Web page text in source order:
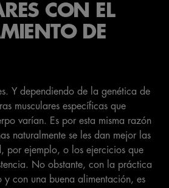
CON EL
DE
Y dependiendo de la genética de
musculares específicas que
varían. Es por esta misma razón
naturalmente se les dan mejor las
por ejemplo, o los ejercicios que
No obstante, con la práctica
y con una buena alimentación, es